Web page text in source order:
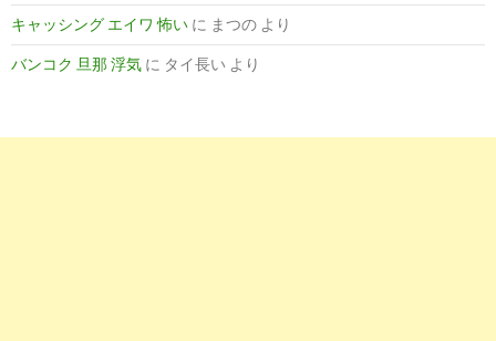
成功報酬型SEO対策（大阪市中央区）の有限会社
9 http://www.seonet-osaka.com/
キャッシング エイワ 怖い に まつの より
バンコク 旦那 浮気 に タイ長い より